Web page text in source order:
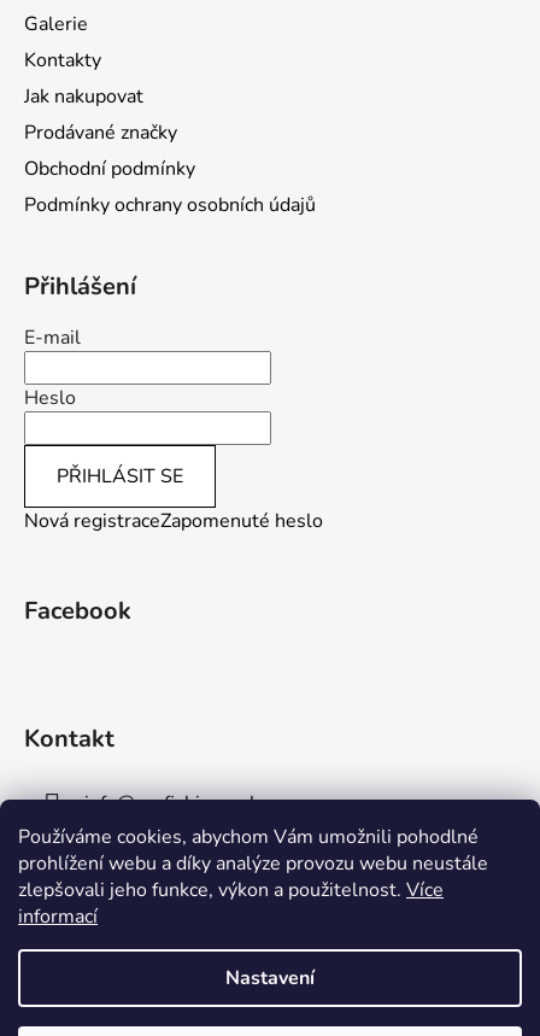
Používáme cookies, abychom Vám umožnili pohodlné
prohlížení webu a díky analýze provozu webu neustále
zlepšovali jeho funkce, výkon a použitelnost. Více
informací
Nastavení
Galerie
Kontakty
Jak nakupovat
Prodávané značky
Obchodní podmínky
Podmínky ochrany osobních údajů
Přihlášení
E-mail
Heslo
PŘIHLÁSIT SE
Nová registraceZapomenuté heslo
Facebook
Kontakt
info@aaafishingpraha.cz
778 011 878